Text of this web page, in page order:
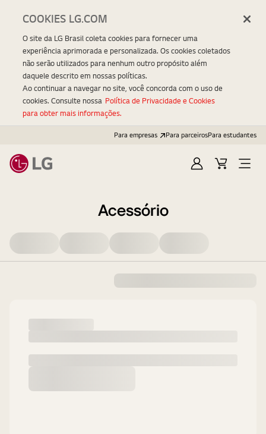
Para empresas Para parceirosPara estudantes
EntrarCarrinhoOpen
Acessório
COOKIES LG.COM
O site da LG Brasil coleta cookies para fornecer uma
experiência aprimorada e personalizada. Os cookies coletados
não serão utilizados para nenhum outro propósito além
daquele descrito em nossas políticas.
Ao continuar a navegar no site, você concorda com o uso de
cookies. Consulte nossa Política de Privacidade e Cookies
para obter mais informações.